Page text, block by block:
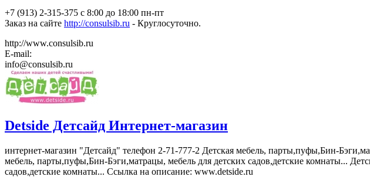
+7 (913) 2-315-375 с 8:00 до 18:00 пн-пт
Заказ на сайте http://consulsib.ru - Круглосуточно.
http://www.consulsib.ru
E-mail:
info@consulsib.ru
Detside Детсайд Интернет-магазин
интернет-магазин "Детсайд" телефон 2-71-777-2 Детская мебель, парты,пуфы,Бин-
мебель, парты,пуфы,Бин-Бэги,матрацы, мебель для детских садов,детские комнаты...
садов,детские комнаты... Ссылка на описание: www.detside.ru